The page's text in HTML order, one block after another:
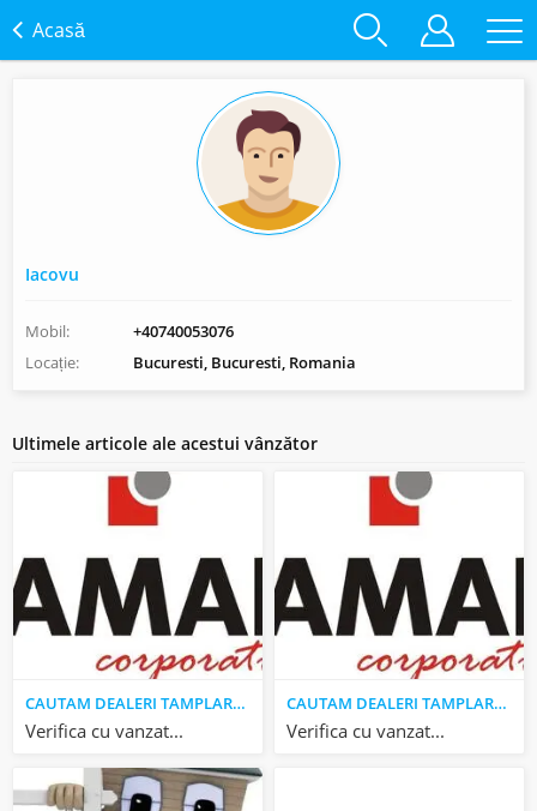
Acasă
Iacovu
Mobil:
+40740053076
Locație:
Bucuresti, Bucuresti, Romania
Ultimele articole ale acestui vânzător
CAUTAM DEALERI TAMPLARIE PVC VEKA
Verifica cu vanzatorul
CAUTAM DEALERI TAMPLARIE PVC
Verifica cu vanzatorul